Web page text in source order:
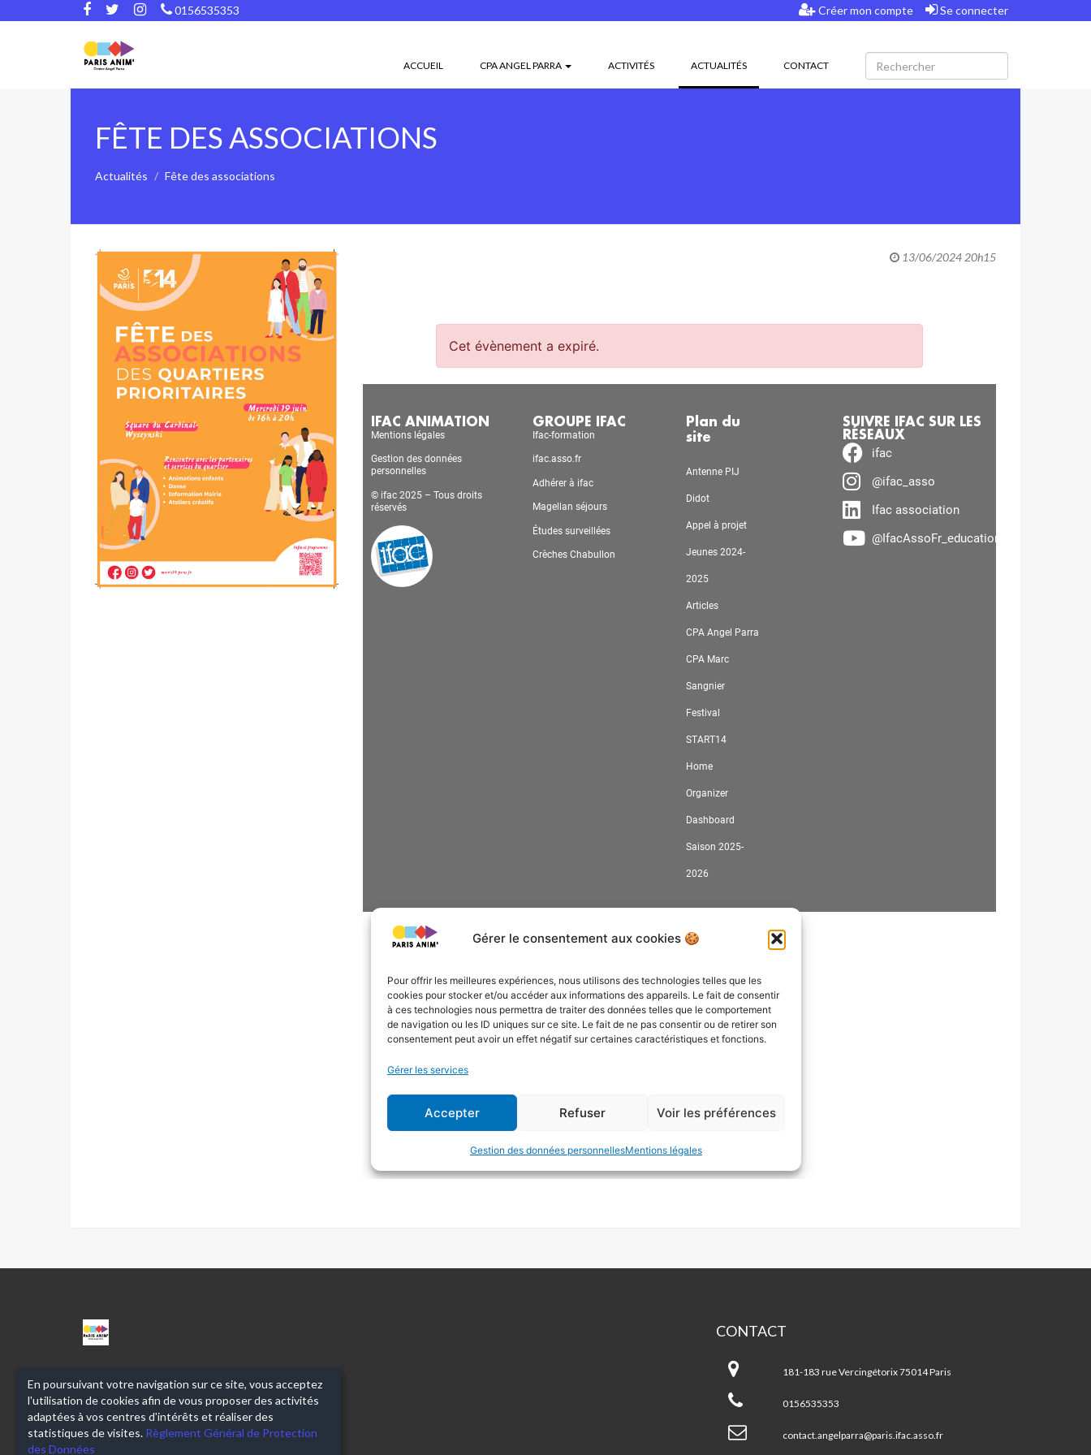
0156535353 Créer mon compte Se connecter
ACCUEIL CPA ANGEL PARRA ACTIVITÉS ACTUALITÉS(CURRENT)CONTACT
FÊTE DES ASSOCIATIONS
Actualités Fête des associations
13/06/2024 20h15
CPA
ANGEL
CONTACT
Angel
Parra
181-183 rue Vercingétorix 75014 Paris
0156535353
contact.angelparra@paris.ifac.asso.fr
En poursuivant votre navigation sur ce site, vous acceptez
l'utilisation de cookies afin de vous proposer des activités
adaptées à vos centres d'intérêts et réaliser des
statistiques de visites. Règlement Général de Protection
des Données